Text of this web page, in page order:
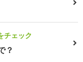
チェック
？